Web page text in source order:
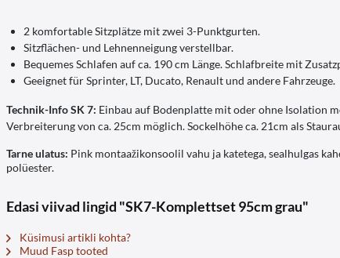
2 komfortable Sitzplätze mit zwei 3-Punktgurten.
Sitzflächen- und Lehnenneigung verstellbar.
Bequemes Schlafen auf ca. 190 cm Länge. Schlafbreite mit
Geeignet für Sprinter, LT, Ducato, Renault und andere Fahrzeuge.
Technik-Info SK 7: Einbau auf Bodenplatte mit oder ohne Isolation
Verbreiterung von ca. 25cm möglich. Sockelhöhe ca. 21cm als
Tarne ulatus: Pink montaažikonsoolil vahu ja katetega, sealhulgas
polüester.
Edasi viivad lingid "SK7-Komplettset 95cm grau"
Küsimusi artikli kohta?
Muud Fasp tooted